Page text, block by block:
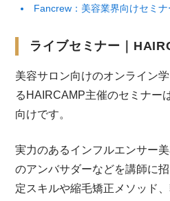
Fancrew：美容業界向けセミナ
ライブセミナー｜
美容サロン向けのオンライン
るHAIRCAMP主催のセミナー
向けです。
実力のあるインフルエンサー
のアンバサダーなどを講師に
定スキルや縮毛矯正メソッド